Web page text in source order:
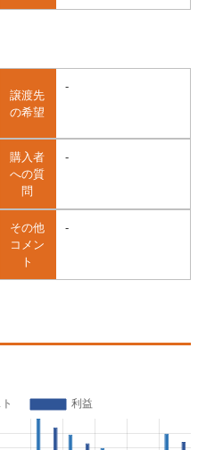
譲渡先
の希望
-
購入者
への質
問
-
その他
コメン
ト
-